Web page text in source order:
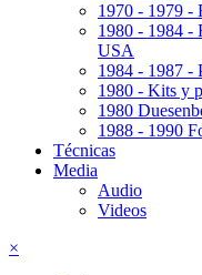
1970 - 1979 -
1980 - 1984 -
USA
1984 - 1987 -
1980 - Kits y
1980
1988 - 1990
Técnicas
Media
Audio
Videos
×